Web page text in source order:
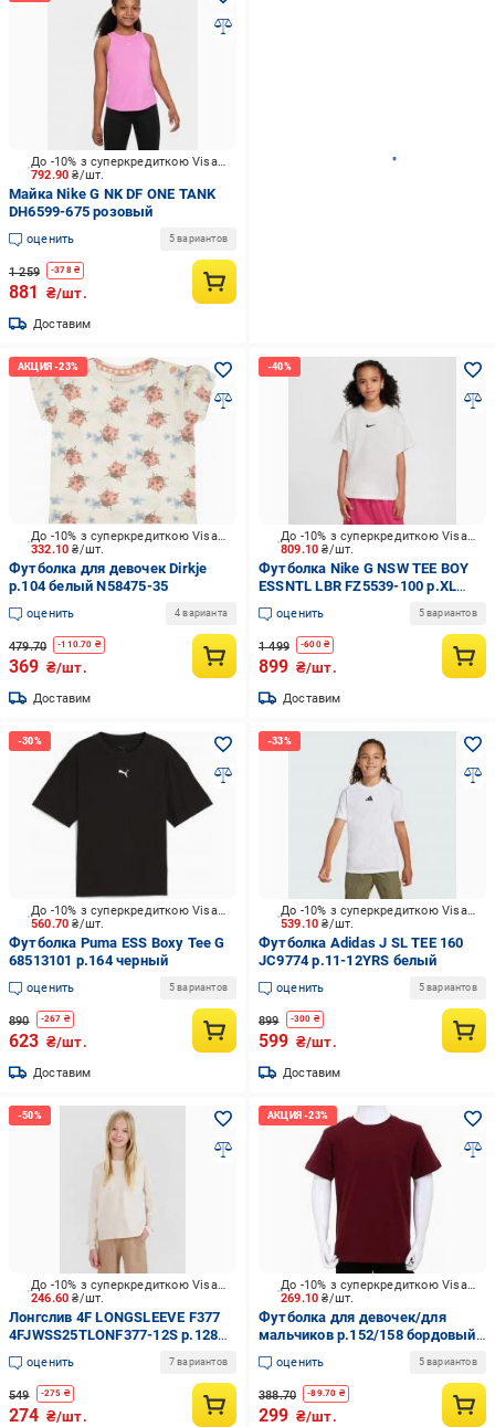
792.90₴/шт.
До -10% з суперкредиткою Visa Вигода
Майка Nike G NK DF ONE TANK
DH6599-675 розовый
оценить 5 вариантов
1 259 -378₴
881 ₴/шт.
Доставим
332.10₴/шт.
До -10% з суперкредиткою Visa Вигода
Футболка для девочек Dirkje
р.104 белый N58475-35
оценить 4 варианта
479.70 -110.70 ₴
369 ₴/шт.
Доставим
809.10₴/шт.
До -10% з суперкредиткою Visa Вигода
Футболка Nike G NSW TEE BOY
ESSNTL LBR FZ5539-100 р.XL
белый
оценить 5 вариантов
1 499 -600₴
899 ₴/шт.
Доставим
560.70₴/шт.
До -10% з суперкредиткою Visa Вигода
Футболка Puma ESS Boxy Tee G
68513101 р.164 черный
оценить 5 вариантов
890 -267 ₴
623 ₴/шт.
Доставим
539.10₴/шт.
До -10% з суперкредиткою Visa Вигода
Футболка Adidas J SL TEE 160
JC9774 р.11-12YRS белый
оценить 5 вариантов
899 -300 ₴
599 ₴/шт.
Доставим
246.60₴/шт.
До -10% з суперкредиткою Visa Вигода
Лонгслив 4F LONGSLEEVE F377
4FJWSS25TLONF377-12S р.128
бежевый
оценить 7 вариантов
549 -275 ₴
274 ₴/шт.
269.10₴/шт.
До -10% з суперкредиткою Visa Вигода
Футболка для девочек/для
мальчиков р.152/158 бордовый
210
оценить 5 вариантов
388.70 -89.70 ₴
299 ₴/шт.